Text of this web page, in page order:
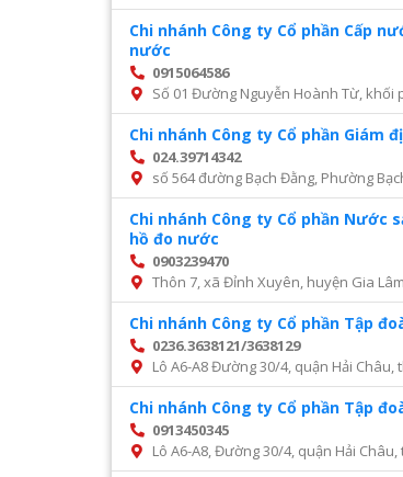
Chi nhánh Công ty Cổ phần Cấp
nước
0915064586
Số 01 Đường Nguyễn Hoành Từ, khối
Chi nhánh Công ty Cổ phần Giám
024.39714342
số 564 đường Bạch Đằng, Phường
Chi nhánh Công ty Cổ phần Nước
hồ đo nước
0903239470
Thôn 7, xã Đỉnh Xuyên, huyện Gia
Chi nhánh Công ty Cổ phần Tập
0236.3638121/3638129
Lô A6-A8 Đường 30/4, quận Hải
Chi nhánh Công ty Cổ phần Tập
0913450345
Lô A6-A8, Đường 30/4, quận Hải